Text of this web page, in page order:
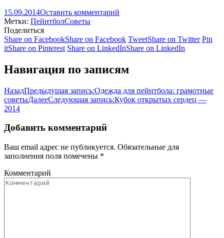
15.09.2014Оставить комментарий
Метки: ПейнтболСоветы
Поделиться
Share on FacebookShare on Facebook TweetShare on Twitter Pin
itShare on Pinterest Share on LinkedInShare on LinkedIn
Навигация по записям
НазадПредыдущая запись:Одежда для пейнтбола: грамотные
советыДалееСледующая запись:Кубок открытых сердец —
2014
Добавить комментарий
Ваш email адрес не публикуется. Обязательные для
заполнения поля помечены *
Комментарий